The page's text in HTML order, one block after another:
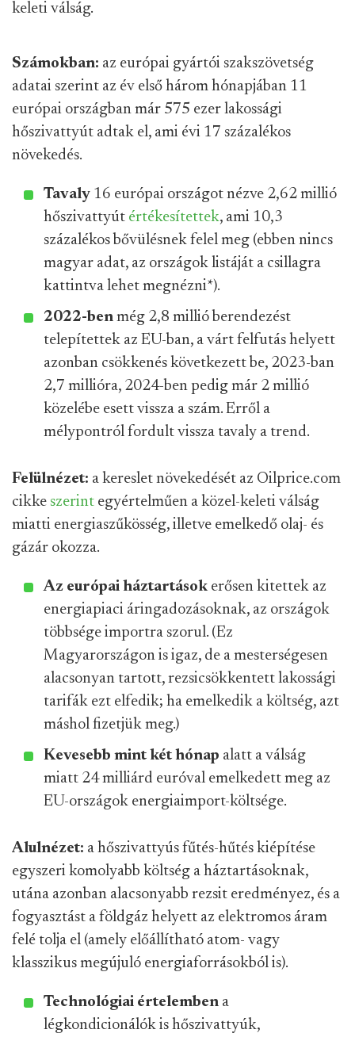
keleti válság.
Számokban: az európai gyártói szakszövetség
adatai szerint az év első három hónapjában 11
európai országban már 575 ezer lakossági
hőszivattyút adtak el, ami évi 17 százalékos
növekedés.
Tavaly 16 európai országot nézve 2,62 millió
hőszivattyút értékesítettek, ami 10,3
százalékos bővülésnek felel meg (ebben nincs
magyar adat, az országok listáját a csillagra
kattintva lehet megnézni*).
2022-ben még 2,8 millió berendezést
telepítettek az EU-ban, a várt felfutás helyett
azonban csökkenés következett be, 2023-ban
2,7 millióra, 2024-ben pedig már 2 millió
közelébe esett vissza a szám. Erről a
mélypontról fordult vissza tavaly a trend.
Felülnézet: a kereslet növekedését az Oilprice.com
cikke szerint egyértelműen a közel-keleti válság
miatti energiaszűkösség, illetve emelkedő olaj- és
gázár okozza.
Az európai háztartások erősen kitettek az
energiapiaci áringadozásoknak, az országok
többsége importra szorul. (Ez
Magyarországon is igaz, de a mesterségesen
alacsonyan tartott, rezsicsökkentett lakossági
tarifák ezt elfedik; ha emelkedik a költség, azt
máshol fizetjük meg.)
Kevesebb mint két hónap alatt a válság
miatt 24 milliárd euróval emelkedett meg az
EU-országok energiaimport-költsége.
Alulnézet: a hőszivattyús fűtés-hűtés kiépítése
egyszeri komolyabb költség a háztartásoknak,
utána azonban alacsonyabb rezsit eredményez, és a
fogyasztást a földgáz helyett az elektromos áram
felé tolja el (amely előállítható atom- vagy
klasszikus megújuló energiaforrásokból is).
Technológiai értelemben a
légkondicionálók is hőszivattyúk,